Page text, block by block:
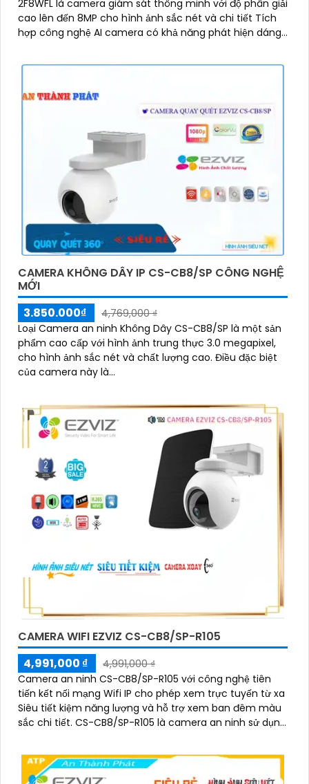
2F8WFL là camera giám sát thông minh với độ phân giải
cao lên đến 8MP cho hình ảnh sắc nét và chi tiết Tích
hợp công nghệ AI camera có khả năng phát hiện dáng
Thiết kế bền bỉ chống nước IP65 phù hợp lắp đặt trong
2F8WFL có khả năng còi hú, đèn chớp báo động, Wifi
Không Dây, chức năng AI deep learning phân biệt người
CAMERA KHÔNG DÂY IP CS-CB8/SP CÔNG NGHỆ
MỚI
3.850.000₫
4,769,000 ₫
Loại Camera an ninh Không Dây CS-CB8/SP là một sản
phẩm cao cấp với hình ảnh trung thực 3.0 megapixel,
cho hình ảnh sắc nét và chất lượng cao. Điều đặc biệt
của camera này là...
CAMERA WIFI EZVIZ CS-CB8/SP-R105
4,991,000 ₫
4,991,000 ₫
Camera an ninh CS-CB8/SP-R105 với công nghệ tiên
tiến kết nối mạng Wifi IP cho phép xem trực tuyến từ xa
Siêu tiết kiệm năng lượng và hỗ trợ xem ban đêm màu
sắc chi tiết. CS-CB8/SP-R105 là camera an ninh sử dụng